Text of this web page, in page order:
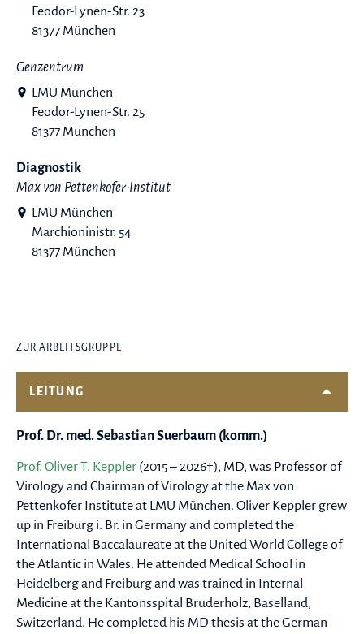
Feodor-Lynen-Str. 23
81377 München
Genzentrum
LMU München
Feodor-Lynen-Str. 25
81377 München
Diagnostik
Max von Pettenkofer-Institut
LMU München
Marchioninistr. 54
81377 München
ZUR ARBEITSGRUPPE
LEITUNG
Prof. Dr. med. Sebastian Suerbaum (komm.)
Prof. Oliver T. Keppler(2015 – 2026†), MD, was Professor of
Virology and Chairman of Virology at the Max von
Pettenkofer Institute at LMU München. Oliver Keppler grew
up in Freiburg i. Br. in Germany and completed the
International Baccalaureate at the United World College of
the Atlantic in Wales. He attended Medical School in
Heidelberg and Freiburg and was trained in Internal
Medicine at the Kantonsspital Bruderholz, Baselland,
Switzerland. He completed his MD thesis at the German